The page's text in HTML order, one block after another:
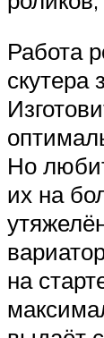
Работа
скутера
Но
их на
на